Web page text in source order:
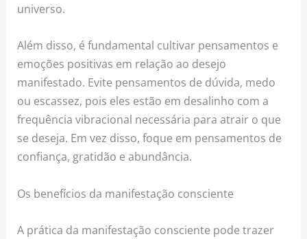
universo.
Além disso, é fundamental cultivar pensamentos e
emoções positivas em relação ao desejo
manifestado. Evite pensamentos de dúvida, medo
ou escassez, pois eles estão em desalinho com a
frequência vibracional necessária para atrair o que
se deseja. Em vez disso, foque em pensamentos de
confiança, gratidão e abundância.
Os benefícios da manifestação consciente
A prática da manifestação consciente pode trazer